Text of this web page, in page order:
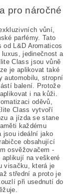
pro náročné
vůní,
parfémy. Tato
L&D Aromaticos
jedinečnost a
Class jsou vůně
je aplikovat také
automobilu, stropní
balení. Protože
i na kůži.
oděvů,
Class vytvoří
a jízda se stane
každému
jsou ideální jako
obsahující
osvěžovačem -
na veškeré
visačku, která je
střední a proto je
při usednutí do